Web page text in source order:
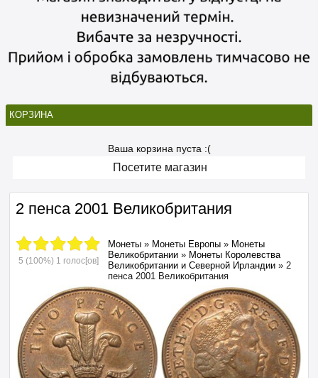
КОРЗИНА
Ваша корзина пуста :(
Посетите магазин
2 пенса 2001 Великобритания
5 (100%) 1 голос[ов]
Монеты » Монеты Европы » Монеты
Великобритании » Монеты Королевства
Великобритании и Северной Ирландии » 2
пенса 2001 Великобритания